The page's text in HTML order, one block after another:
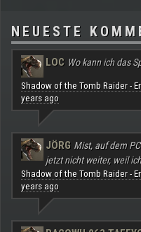
NEUESTE
LOC Wo kann ich das
Shadow of the Tomb Raider -
years ago
JÖRG Mist, auf dem
jetzt nicht weiter, weil
Shadow of the Tomb Raider -
years ago